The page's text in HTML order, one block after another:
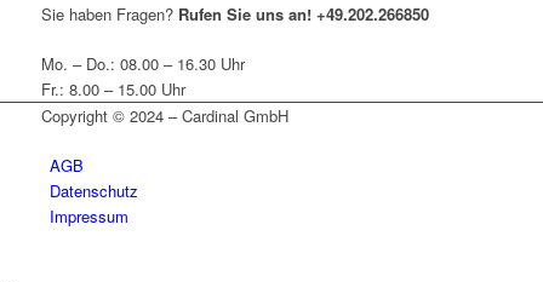
Sie haben Fragen? Rufen Sie uns an! +49.202.266850
Mo. – Do.: 08.00 – 16.30 Uhr
Fr.: 8.00 – 15.00 Uhr
Copyright © 2024 – Cardinal GmbH
AGB
Datenschutz
Impressum